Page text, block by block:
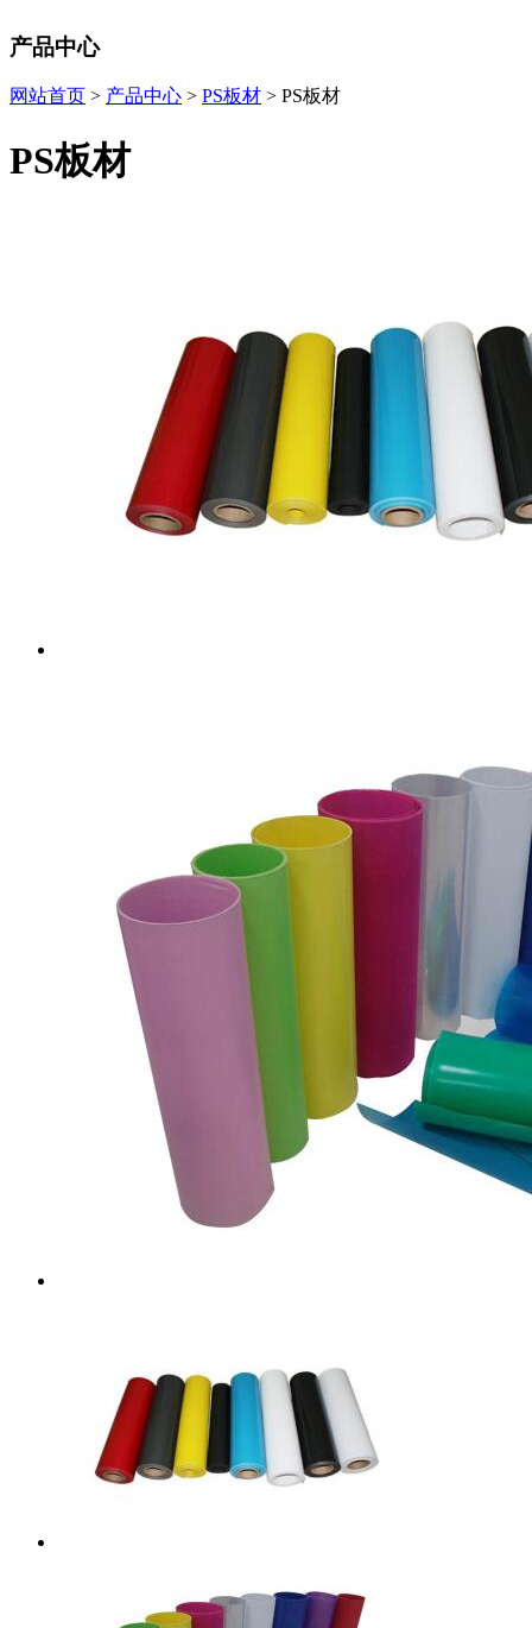
产品中心
网站首页 > 产品中心 > PS板材 > PS板材
PS板材